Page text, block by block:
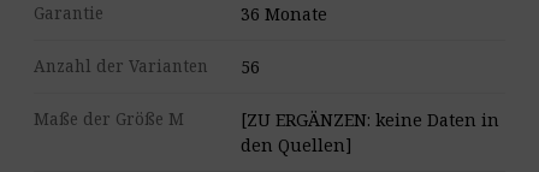
Garantie 36 Monate
Anzahl der Varianten 56
Maße der Größe M
[ZU ERGÄNZEN: keine Daten in
den Quellen]